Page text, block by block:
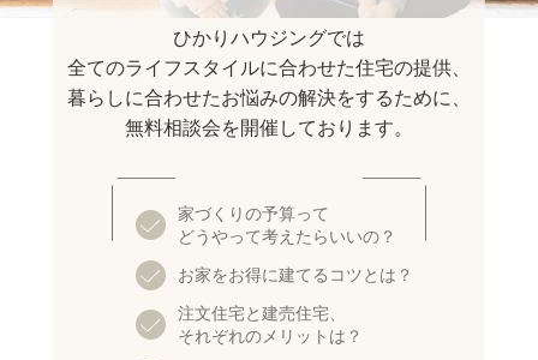
ひかりハウジングでは
全てのライフスタイルに合わせた住宅の提供、
暮らしに合わせたお悩みの解決をするために、
無料相談会を開催しております。
家づくりの予算って
どうやって考えたらいいの？
お家をお得に建てるコツとは？
注文住宅と建売住宅、
それぞれのメリットは？